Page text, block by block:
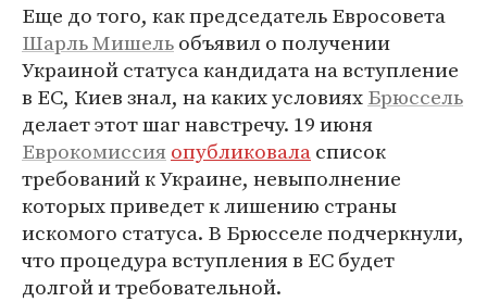
Еще до того, как председатель Евросовета
Шарль Мишельобъявил о получении
Украиной статуса кандидата на вступление
в ЕС, Киев знал, на каких условияхБрюссель
делает этот шаг навстречу. 19 июня
Еврокомиссия опубликоваласписок
требований к Украине, невыполнение
которых приведет к лишению страны
искомого статуса. В Брюсселе подчеркнули,
что процедура вступления в ЕС будет
долгой и требовательной.